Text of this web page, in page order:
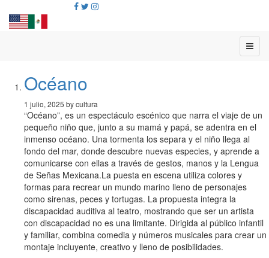
Océano
1 julio, 2025 by cultura
“Océano”, es un espectáculo escénico que narra el viaje de un
pequeño niño que, junto a su mamá y papá, se adentra en el
inmenso océano. Una tormenta los separa y el niño llega al
fondo del mar, donde descubre nuevas especies, y aprende a
comunicarse con ellas a través de gestos, manos y la Lengua
de Señas Mexicana.La puesta en escena utiliza colores y
formas para recrear un mundo marino lleno de personajes
como sirenas, peces y tortugas. La propuesta integra la
discapacidad auditiva al teatro, mostrando que ser un artista
con discapacidad no es una limitante. Dirigida al público infantil
y familiar, combina comedia y números musicales para crear un
montaje incluyente, creativo y lleno de posibilidades.